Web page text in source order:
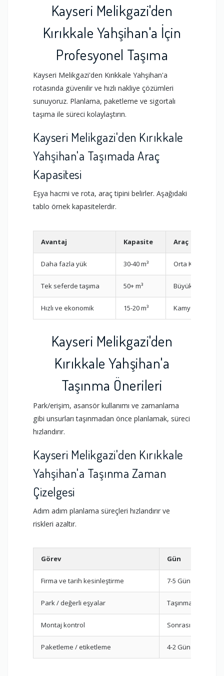
Kayseri Melikgazi'den
Kırıkkale Yahşihan'a İçin
Profesyonel Taşıma
Kayseri Melikgazi'den Kırıkkale Yahşihan'a
rotasında güvenilir ve hızlı nakliye çözümleri
sunuyoruz. Planlama, paketleme ve sigortalı
taşıma ile süreci kolaylaştırın.
Kayseri Melikgazi'den Kırıkkale
Yahşihan'a Taşımada Araç
Kapasitesi
Eşya hacmi ve rota, araç tipini belirler. Aşağıdaki
tablo örnek kapasitelerdir.
Avantaj Kapasite Araç
Daha fazla yük 30-40 m³ Orta Kamyon
Tek seferde taşıma 50+ m³ Büyük Kamyon
Hızlı ve ekonomik 15-20 m³ Kamyonet
Kayseri Melikgazi'den
Kırıkkale Yahşihan'a
Taşınma Önerileri
Park/erişim, asansör kullanımı ve zamanlama
gibi unsurları taşınmadan önce planlamak, süreci
hızlandırır.
Kayseri Melikgazi'den Kırıkkale
Yahşihan'a Taşınma Zaman
Çizelgesi
Adım adım planlama süreçleri hızlandırır ve
riskleri azaltır.
Görev Gün
Firma ve tarih kesinleştirme 7-5 Gün Önce
Park / değerli eşyalar Taşınma Günü
Montaj kontrol Sonrası
Paketleme / etiketleme 4-2 Gün Önce